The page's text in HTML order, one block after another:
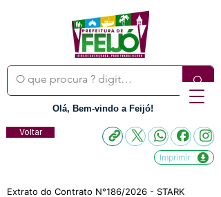
Olá, Bem-vindo a Feijó!
Voltar
Imprimir
Extrato do Contrato N°186/2026 - STARK